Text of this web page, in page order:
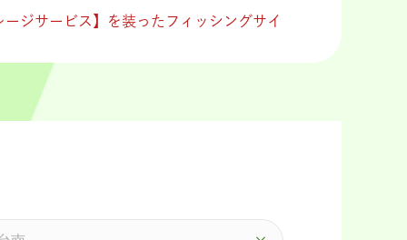
ジサービス】を装ったフィッシングサイ